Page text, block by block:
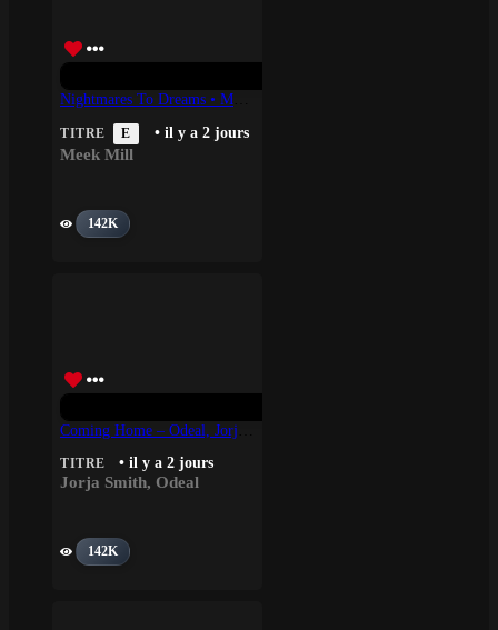
TITRE E • il y a 2 jours
Meek Mill
142K
TITRE • il y a 2 jours
Jorja Smith, Odeal
142K